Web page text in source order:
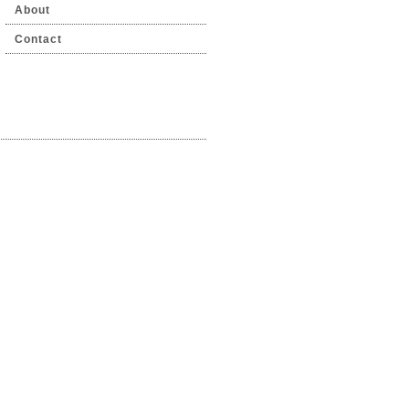
About
Contact